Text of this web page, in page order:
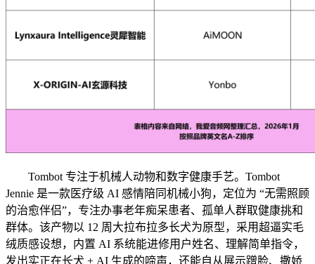
Tombot 专注于机械人动物和数字健康手艺。Tombot
Jennie 是一款医疗级 AI 感情陪同机械小狗，定位为 “无需照顾
的治愈伴侣”，专注办事老年痴呆患者、孤单人群取健康挑和
群体。该产物以 12 周大拉布拉多长犬为原型，采用超逼实毛
绒质感设想，内置 AI 系统能进修用户姓名、理解简单指令，
发出实正在长犬 + AI 生成的啼声，还能自从展示蹭脸、撒娇